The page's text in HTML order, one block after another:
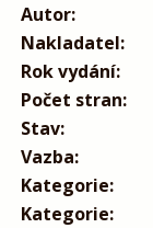
Autor:
Nakladatel:
Rok vydání:
Počet stran:
Stav:
Vazba:
Kategorie:
Kategorie: